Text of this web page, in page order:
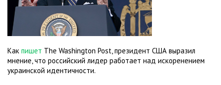
Как пишет The Washington Post, президент США выразил
мнение, что российский лидер работает над искоренением
украинской идентичности.